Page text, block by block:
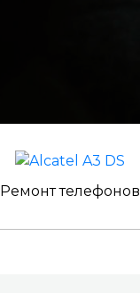
Ремонт телефонов